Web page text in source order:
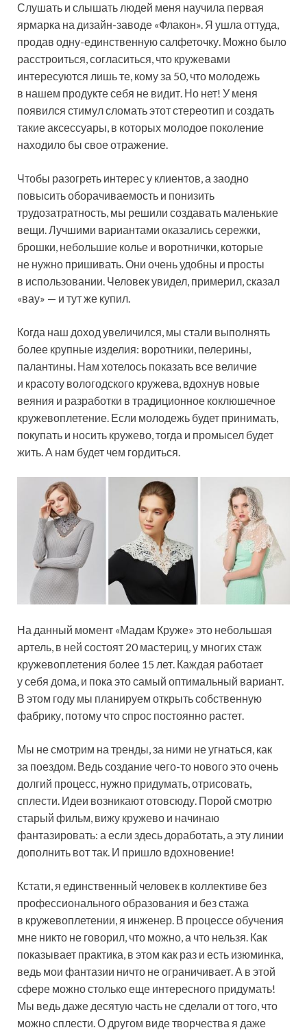
Слушать и слышать людей меня научила первая
ярмарка на дизайн-заводе «Флакон». Я ушла оттуда,
продав одну-единственную салфеточку. Можно было
расстроиться, согласиться, что кружевами
интересуются лишь те, кому за 50, что молодежь
в нашем продукте себя не видит. Но нет! У меня
появился стимул сломать этот стереотип и создать
такие аксессуары, в которых молодое поколение
находило бы свое отражение.
Чтобы разогреть интерес у клиентов, а заодно
повысить оборачиваемость и понизить
трудозатратность, мы решили создавать маленькие
вещи. Лучшими вариантами оказались сережки,
брошки, небольшие колье и воротнички, которые
не нужно пришивать. Они очень удобны и просты
в использовании. Человек увидел, примерил, сказал
«вау» — и тут же купил.
Когда наш доход увеличился, мы стали выполнять
более крупные изделия: воротники, пелерины,
палантины. Нам хотелось показать все величие
и красоту вологодского кружева, вдохнув новые
веяния и разработки в традиционное коклюшечное
кружевоплетение. Если молодежь будет принимать,
покупать и носить кружево, тогда и промысел будет
жить. А нам будет чем гордиться.
На данный момент «Мадам Круже» это небольшая
артель, в ней состоят 20 мастериц, у многих стаж
кружевоплетения более 15 лет. Каждая работает
у себя дома, и пока это самый оптимальный вариант.
В этом году мы планируем открыть собственную
фабрику, потому что спрос постоянно растет.
Мы не смотрим на тренды, за ними не угнаться, как
за поездом. Ведь создание чего-то нового это очень
долгий процесс, нужно придумать, отрисовать,
сплести. Идеи возникают отовсюду. Порой смотрю
старый фильм, вижу кружево и начинаю
фантазировать: а если здесь доработать, а эту линии
дополнить вот так. И пришло вдохновение!
Кстати, я единственный человек в коллективе без
профессионального образования и без стажа
в кружевоплетении, я инженер. В процессе обучения
мне никто не говорил, что можно, а что нельзя. Как
показывает практика, в этом как раз и есть изюминка,
ведь мои фантазии ничто не ограничивает. А в этой
сфере можно столько еще интересного придумать!
Мы ведь даже десятую часть не сделали от того, что
можно сплести. О другом виде творчества я даже